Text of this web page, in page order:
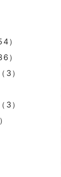
）
）
3）
3）